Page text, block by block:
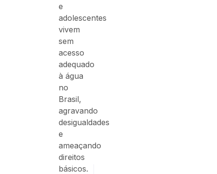
e
adolescentes
vivem
sem
acesso
adequado
à água
no
Brasil,
agravando
desigualdades
e
ameaçando
direitos
básicos.